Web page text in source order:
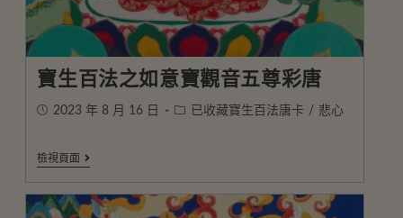
寶生百法之如意寶觀音五尊彩唐
2023 年 8 月 16 日 已收藏寶生百法唐卡 / 悲心
檢視頁面